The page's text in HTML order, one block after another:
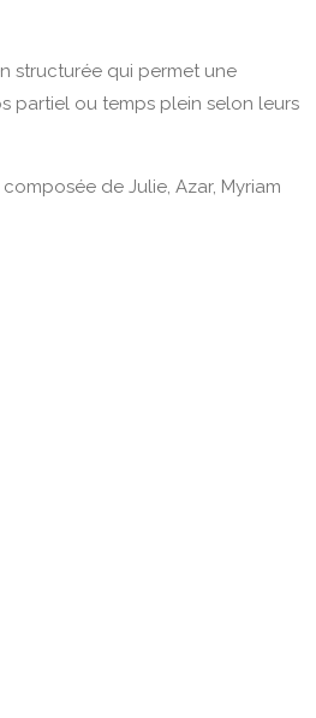
structurée qui permet une
partiel ou temps plein selon leurs
de Julie, Azar, Myriam